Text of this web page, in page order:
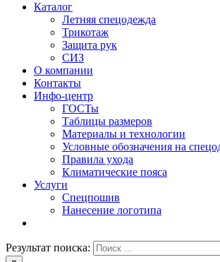
Каталог
Летняя спецодежда
Трикотаж
Защита рук
СИЗ
О компании
Контакты
Инфо-центр
ГОСТы
Таблицы размеров
Материалы и технологии
Условные обозначения на
Правила ухода
Климатические пояса
Услуги
Спецпошив
Нанесение логотипа
Результат поиска: